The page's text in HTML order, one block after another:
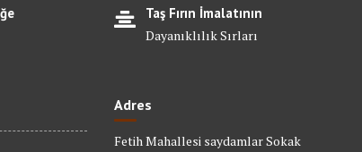
Taş Fırın İmalatının
Dayanıklılık Sırları
Adres
Fetih Mahallesi saydamlar Sokak